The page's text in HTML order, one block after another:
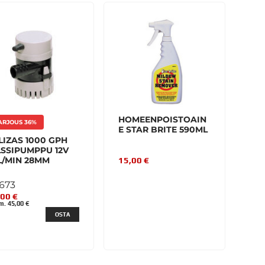
36%
1000 GPH
12V
MIN 28MM
€
45,00 €
OSTA
HOMEENPOISTOAIN
E STAR BRITE 590ML
15,00 €